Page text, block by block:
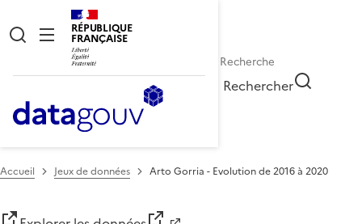
RÉPUBLIQUE
FRANÇAISE
Rechercher
Accueil Jeux de données Arto Gorria - Evolution de 2016 à 2020